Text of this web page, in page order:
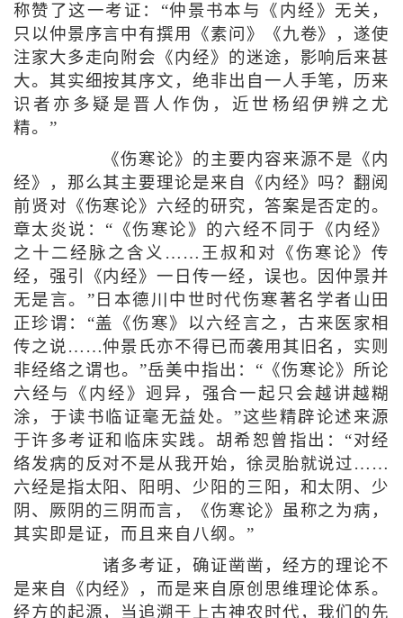
称赞了这一考证：“仲景书本与《内经》无关，
只以仲景序言中有撰用《素问》《九卷》，遂使
注家大多走向附会《内经》的迷途，影响后来甚
大。其实细按其序文，绝非出自一人手笔，历来
识者亦多疑是晋人作伪，近世杨绍伊辨之尤
精。”
《伤寒论》的主要内容来源不是《内
经》，那么其主要理论是来自《内经》吗？翻阅
前贤对《伤寒论》六经的研究，答案是否定的。
章太炎说：“《伤寒论》的六经不同于《内经》
之十二经脉之含义……王叔和对《伤寒论》传
经，强引《内经》一日传一经，误也。因仲景并
无是言。”日本德川中世时代伤寒著名学者山田
正珍谓：“盖《伤寒》以六经言之，古来医家相
传之说……仲景氏亦不得已而袭用其旧名，实则
非经络之谓也。”岳美中指出：“《伤寒论》所论
六经与《内经》迥异，强合一起只会越讲越糊
涂，于读书临证毫无益处。”这些精辟论述来源
于许多考证和临床实践。胡希恕曾指出：“对经
络发病的反对不是从我开始，徐灵胎就说过……
六经是指太阳、阳明、少阳的三阳，和太阴、少
阴、厥阴的三阴而言，《伤寒论》虽称之为病，
其实即是证，而且来自八纲。”
诸多考证，确证凿凿，经方的理论不
是来自《内经》，而是来自原创思维理论体系。
经方的起源，当追溯于上古神农时代，我们的先